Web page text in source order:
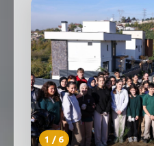
1 /6
E